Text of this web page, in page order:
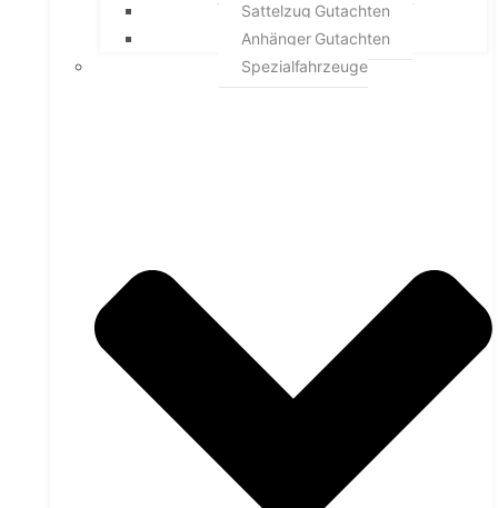
Sattelzug Gutachten
Anhänger Gutachten
Spezialfahrzeuge